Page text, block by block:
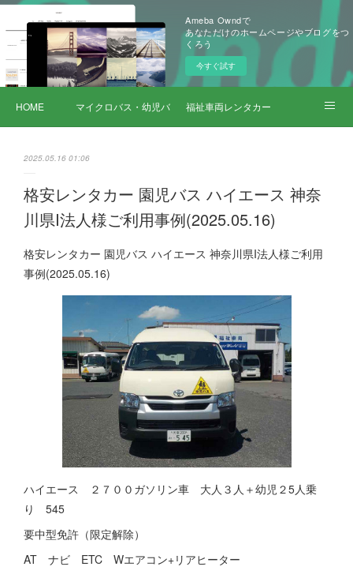
Ameba Owndで
あなただけのホームページやブログをつ
くろう
今すぐ試す
HOME マイクロバス・幼児バス レンタカー福祉車両レンタカー
2025.05.16 01:06
格安レンタカー 園児バス ハイエース 神奈
川県I法人様ご利用事例(2025.05.16)
格安レンタカー 園児バス ハイエース 神奈川県I法人様ご利用
事例(2025.05.16)
ハイエース ２７００ガソリン車 大人３人＋幼児２5人乗
り 545
要中型免許（限定解除）
AT ナビ ETC Wエアコン+リアヒーター